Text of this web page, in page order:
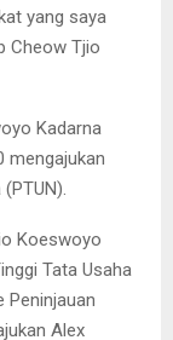
yang saya
Cheow Tjio
Kadarna
mengajukan
Koeswoyo
Tata Usaha
Peninjauan
Alex